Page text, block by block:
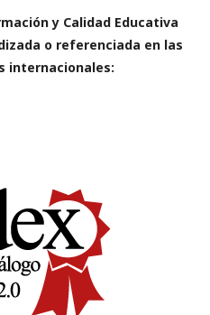
y Calidad Educativa
o referenciada en las
internacionales: